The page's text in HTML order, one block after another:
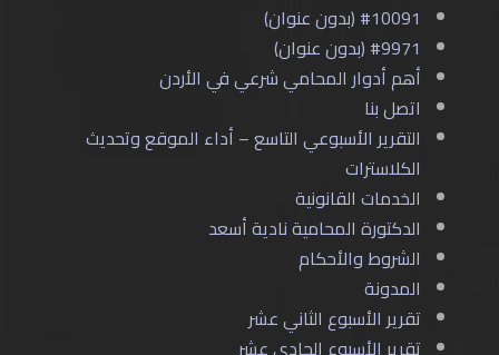
#10091 (بدون عنوان)
#9971 (بدون عنوان)
أهم أدوار المحامي شرعي في الأردن
اتصل بنا
التقرير الأسبوعي التاسع – أداء الموقع وتحديث
الكلاسترات
الخدمات القانونية
الدكتورة المحامية نادية أسعد
الشروط والأحكام
المدونة
تقرير الأسبوع الثاني عشر